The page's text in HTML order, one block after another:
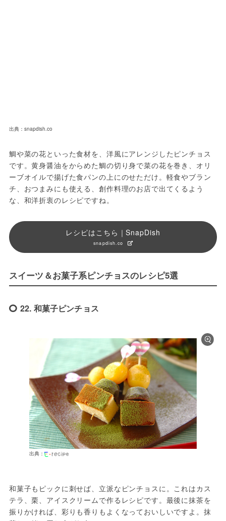
出典：snapdish.co
鯛や菜の花といった食材を、洋風にアレンジしたピンチョス
です。黄身醤油をからめた鯛の切り身で菜の花を巻き、オリ
ーブオイルで揚げた食パンの上にのせただけ。軽食やブラン
チ、おつまみにも使える、創作料理のお店で出てくるよう
な、和洋折衷のレシピですね。
レシピはこちら｜SnapDish
snapdish.co
スイーツ＆お菓子系ピンチョスのレシピ5選
22. 和菓子ピンチョス
出典：
和菓子もピックに刺せば、立派なピンチョスに。これはカス
テラ、栗、アイスクリームで作るレシピです。最後に抹茶を
振りかければ、彩りも香りもよくなっておいしいですよ。抹